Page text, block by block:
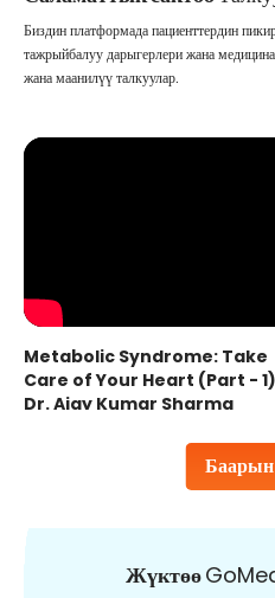
Баарын
Биздин платформада пациенттердин
тажрыйбалуу дарыгерлери жана
жана маанилүү талкуулар.
Metabolic Syndrome: Take
Care of Your Heart (Part -
Dr. Ajay Kumar Sharma
Жүктөө